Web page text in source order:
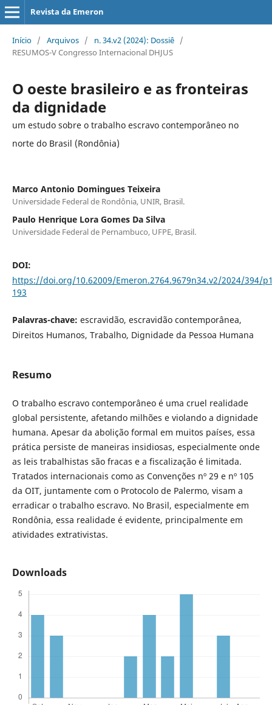
Revista da Emeron
Início / Arquivos / n. 34.v2 (2024): Dossiê /
RESUMOS-V Congresso Internacional DHJUS
O oeste brasileiro e as fronteiras
da dignidade
um estudo sobre o trabalho escravo contemporâneo no
norte do Brasil (Rondônia)
Marco Antonio Domingues Teixeira
Universidade Federal de Rondônia, UNIR, Brasil.
Paulo Henrique Lora Gomes Da Silva
Universidade Federal de Pernambuco, UFPE, Brasil.
DOI:
https://doi.org/10.62009/Emeron.2764.9679n34.v2/2024/394/
193
Palavras-chave: escravidão, escravidão contemporânea,
Direitos Humanos, Trabalho, Dignidade da Pessoa Humana
Resumo
O trabalho escravo contemporâneo é uma cruel realidade
global persistente, afetando milhões e violando a dignidade
humana. Apesar da abolição formal em muitos países, essa
prática persiste de maneiras insidiosas, especialmente onde
as leis trabalhistas são fracas e a fiscalização é limitada.
Tratados internacionais como as Convenções nº 29 e nº 105
da OIT, juntamente com o Protocolo de Palermo, visam a
erradicar o trabalho escravo. No Brasil, especialmente em
Rondônia, essa realidade é evidente, principalmente em
atividades extrativistas.
Downloads